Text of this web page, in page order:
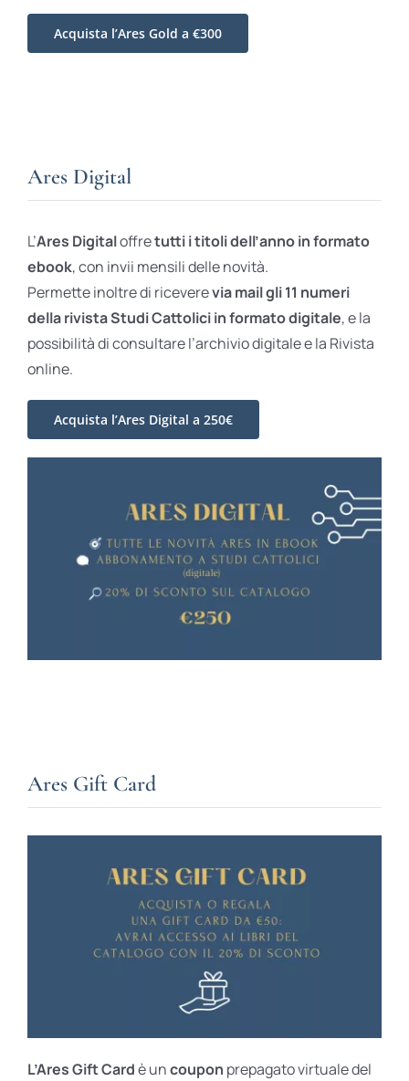
Acquista l’Ares Gold a €300
Ares Digital
L’Ares Digitaloffretutti i titoli dell’anno in formato
ebook, con invii mensili delle novità.
Permette inoltre di riceverevia mail gli 11 numeri
della rivista Studi Cattolici in formato digitale, e la
possibilità di consultare l’archivio digitale e la Rivista
online.
Acquista l’Ares Digital a 250€
Ares Gift Card
L’Ares Gift Cardè uncoupon prepagato virtuale del